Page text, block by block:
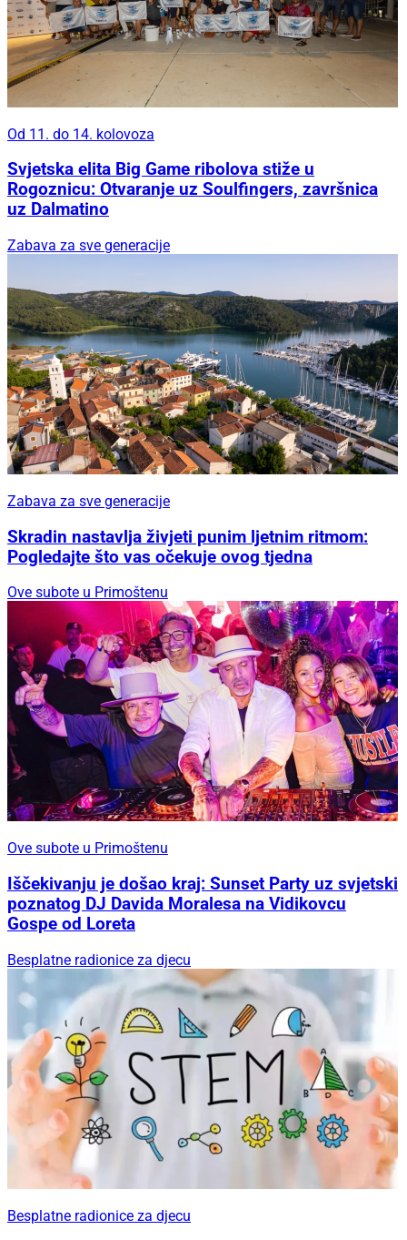
Od 11. do 14. kolovoza
Svjetska elita Big Game ribolova stiže u
Rogoznicu: Otvaranje uz Soulfingers, završnica
uz Dalmatino
Zabava za sve generacije
Zabava za sve generacije
Skradin nastavlja živjeti punim ljetnim ritmom:
Pogledajte što vas očekuje ovog tjedna
Ove subote u Primoštenu
Ove subote u Primoštenu
Iščekivanju je došao kraj: Sunset Party uz svjetski
poznatog DJ Davida Moralesa na Vidikovcu
Gospe od Loreta
Besplatne radionice za djecu
Besplatne radionice za djecu